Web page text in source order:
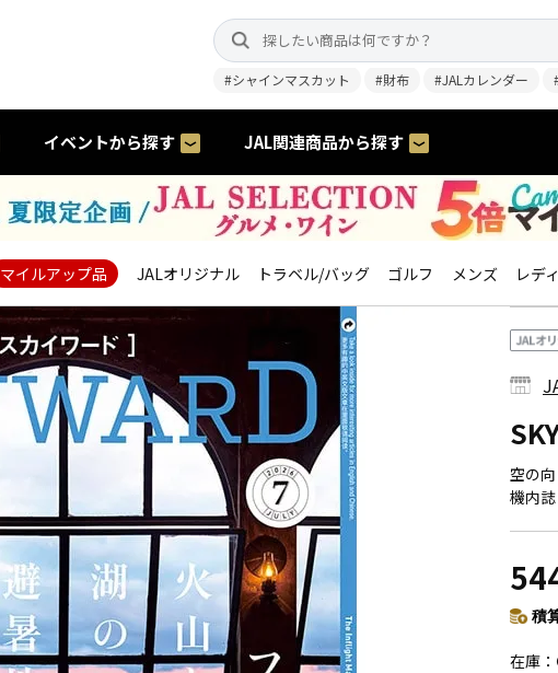
#シャインマスカット #財布 #JALカレンダー
イベントから探す JAL関連商品から探す
マイルアップ品 JALオリジナル トラベル/バッグ ゴルフ メンズ レデ
空の
機内
積
在庫